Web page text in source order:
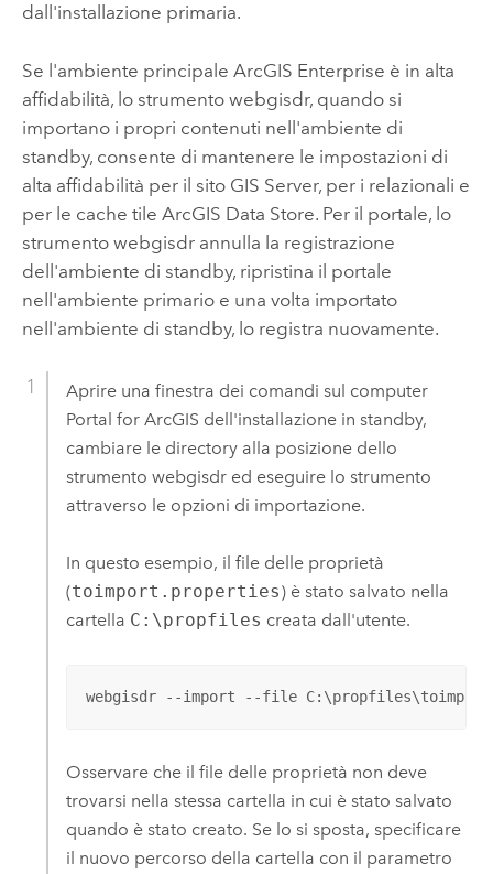
dall'installazione primaria.
Se l'ambiente principale ArcGIS Enterprise è in alta
affidabilità, lo strumento webgisdr, quando si
importano i propri contenuti nell'ambiente di
standby, consente di mantenere le impostazioni di
alta affidabilità per il sito GIS Server, per i relazionali e
per le cache tile ArcGIS Data Store. Per il portale, lo
strumento webgisdr annulla la registrazione
dell'ambiente di standby, ripristina il portale
nell'ambiente primario e una volta importato
nell'ambiente di standby, lo registra nuovamente.
Aprire una finestra dei comandi sul computer
Portal for ArcGIS dell'installazione in standby,
cambiare le directory alla posizione dello
strumento webgisdr ed eseguire lo strumento
attraverso le opzioni di importazione.
In questo esempio, il file delle proprietà
(toimport.properties) è stato salvato nella
cartella C:\propfiles creata dall'utente.
webgisdr --import --file
Osservare che il file delle proprietà non deve
trovarsi nella stessa cartella in cui è stato salvato
quando è stato creato. Se lo si sposta, specificare
il nuovo percorso della cartella con il parametro